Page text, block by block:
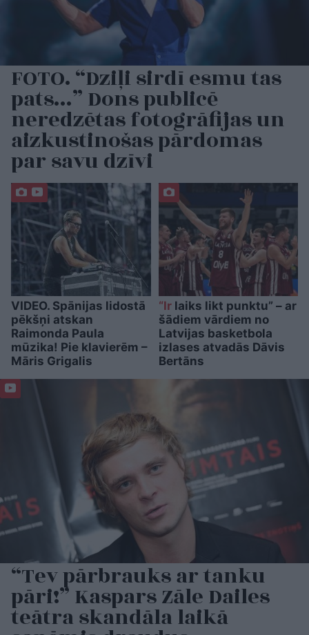
FOTO. “Dziļi sirdī esmu tas
pats…” Dons publicē
neredzētas fotogrāfijas un
aizkustinošas pārdomas
par savu dzīvi
VIDEO. Spānijas lidostā
pēkšņi atskan
Raimonda Paula
mūzika! Pie klavierēm –
Māris Grigalis
“Irlaiks likt punktu” – ar
šādiem vārdiem no
Latvijas basketbola
izlases atvadās Dāvis
Bertāns
“Tev pārbrauks ar tanku
pāri!” Kaspars Zāle Dailes
teātra skandāla laikā